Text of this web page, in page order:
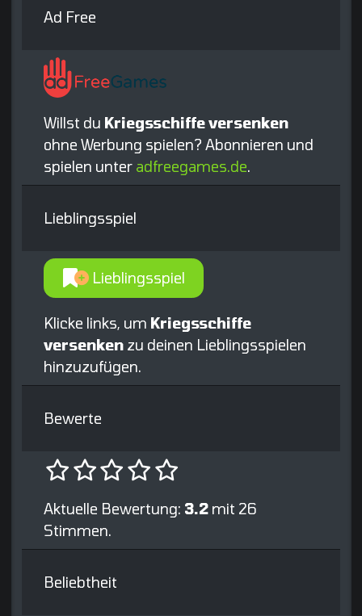
Ad Free
Willst du Kriegsschiffe versenken
ohne Werbung spielen? Abonnieren und
spielen unter adfreegames.de.
Lieblingsspiel
Lieblingsspiel
Klicke links, um Kriegsschiffe
versenken zu deinen Lieblingsspielen
hinzuzufügen.
Bewerte
Aktuelle Bewertung: 3.2 mit 26
Stimmen.
Beliebtheit